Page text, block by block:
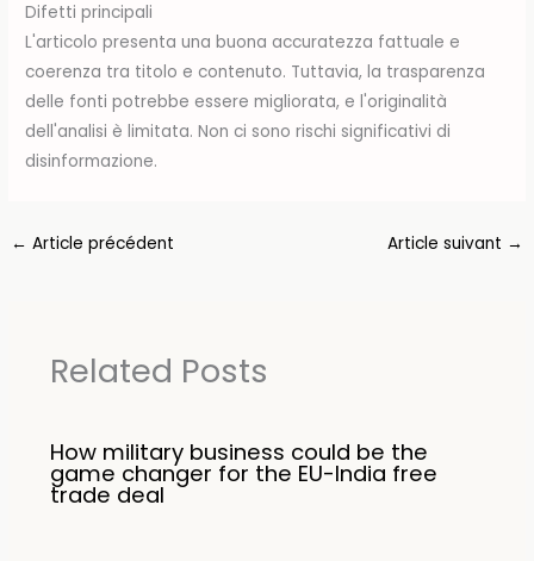
Difetti principali
L'articolo presenta una buona accuratezza fattuale e
coerenza tra titolo e contenuto. Tuttavia, la trasparenza
delle fonti potrebbe essere migliorata, e l'originalità
dell'analisi è limitata. Non ci sono rischi significativi di
disinformazione.
← Article précédent Article suivant →
Related Posts
How military business could be the
game changer for the EU-India free
trade deal